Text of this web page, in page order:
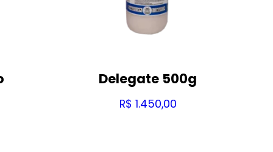
Delegate 500g
R$ 1.450,00